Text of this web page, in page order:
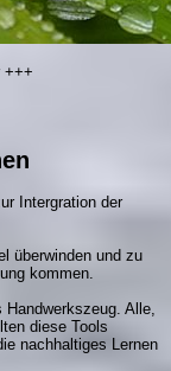
+++
Intergration der
überwinden und zu
kommen.
Alle,
diese Tools
nachhaltiges Lernen